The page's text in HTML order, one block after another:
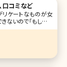
口コミなど
ケートなものが女
いので「もしかし
抱えている人が意外
んしん）の肥大や左
なるけれど、なか